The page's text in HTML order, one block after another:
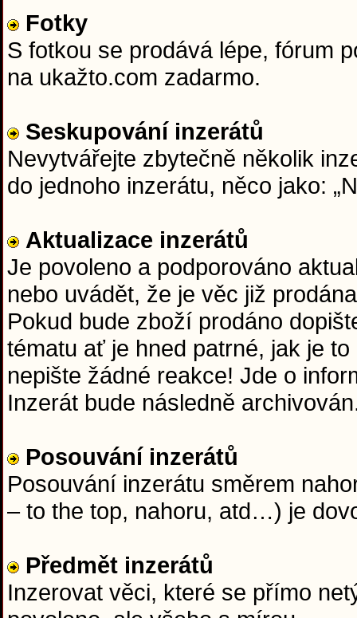
Fotky
S fotkou se prodává lépe, fórum
na ukažto.com zadarmo.
Seskupování inzerátů
Nevytvářejte zbytečně několik
do jednoho inzerátu, něco jako:
Aktualizace inzerátů
Je povoleno a podporováno
nebo uvádět, že je věc již
Pokud bude zboží prodáno
tématu ať je hned patrné, jak je
nepište žádné reakce! Jde o
Inzerát bude následně
Posouvání inzerátů
Posouvání inzerátu směrem
– to the top, nahoru, atd…) je
Předmět inzerátů
Inzerovat věci, které se přímo